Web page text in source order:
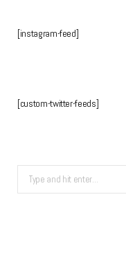
[instagram-feed]
[custom-twitter-feeds]
Search
for: